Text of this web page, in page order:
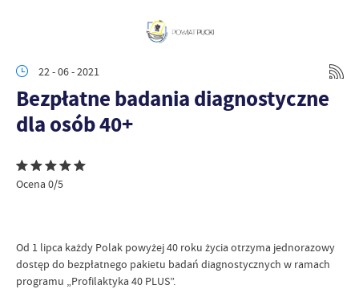
22 - 06 - 2021
Bezpłatne badania diagnostyczne
dla osób 40+
Ocena 0/5
Od 1 lipca każdy Polak powyżej 40 roku życia otrzyma jednorazowy
dostęp do bezpłatnego pakietu badań diagnostycznych w ramach
programu „Profilaktyka 40 PLUS”.